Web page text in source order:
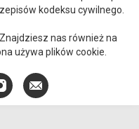
kodeksu cywilnego.
nas również na
używa plików cookie.
E-
mail